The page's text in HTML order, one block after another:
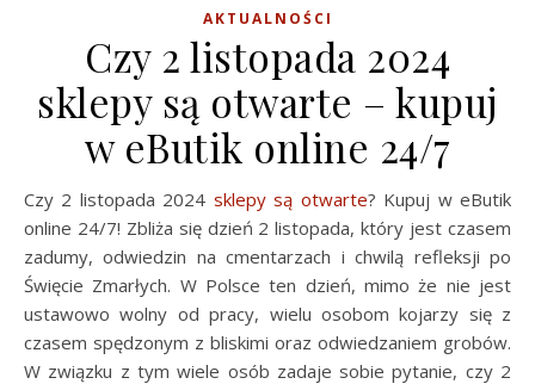
AKTUALNOŚCI
Czy 2 listopada 2024
sklepy są otwarte – kupuj
w eButik online 24/7
Czy 2 listopada 2024 sklepy są otwarte? Kupuj w eButik
online 24/7! Zbliża się dzień 2 listopada, który jest czasem
zadumy, odwiedzin na cmentarzach i chwilą refleksji po
Święcie Zmarłych. W Polsce ten dzień, mimo że nie jest
ustawowo wolny od pracy, wielu osobom kojarzy się z
czasem spędzonym z bliskimi oraz odwiedzaniem grobów.
W związku z tym wiele osób zadaje sobie pytanie, czy 2